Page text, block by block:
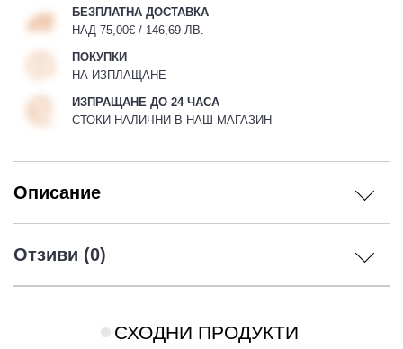
БЕЗПЛАТНА ДОСТАВКА
НАД 75,00€ / 146,69 ЛВ.
ПОКУПКИ
НА ИЗПЛАЩАНЕ
ИЗПРАЩАНЕ ДО 24 ЧАСА
СТОКИ НАЛИЧНИ В НАШ МАГАЗИН
Описание
Отзиви (0)
СХОДНИ ПРОДУКТИ